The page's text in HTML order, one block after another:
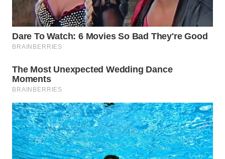
WN
LABUHANBATU
TAPANULI
TENGAH
WN DELI
SERDANG
WN
TEBING